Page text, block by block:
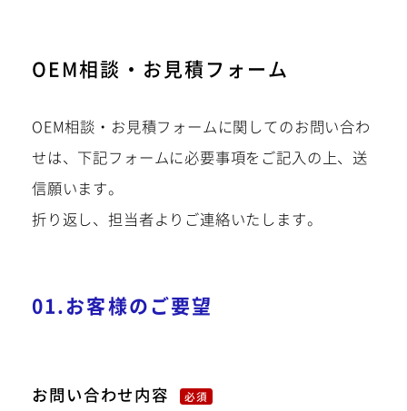
OEM相談・お見積フォーム
OEM相談・お見積フォームに関してのお問い合わ
せは、下記フォームに必要事項をご記入の上、送
信願います。
折り返し、担当者よりご連絡いたします。
01.お客様のご要望
お問い合わせ内容 必須